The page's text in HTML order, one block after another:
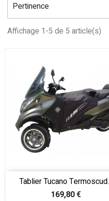
Pertinence
Affichage 1-5 de 5 article(s)
Tablier Tucano
Prix
169,80 €